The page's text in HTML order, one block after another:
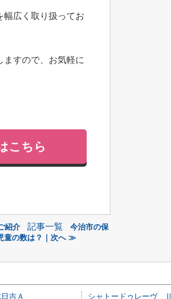
幅広く取り扱ってお
ますので、お気軽に
こちら
紹介 記事一覧
今治市の保
童の数は？｜次へ ≫
吉Ａ シャトードゥレーヴ Ⅱ